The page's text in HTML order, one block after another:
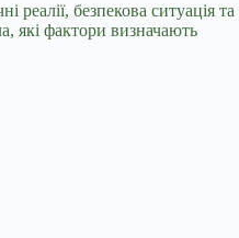
реалії, безпекова ситуація та
які фактори визначають